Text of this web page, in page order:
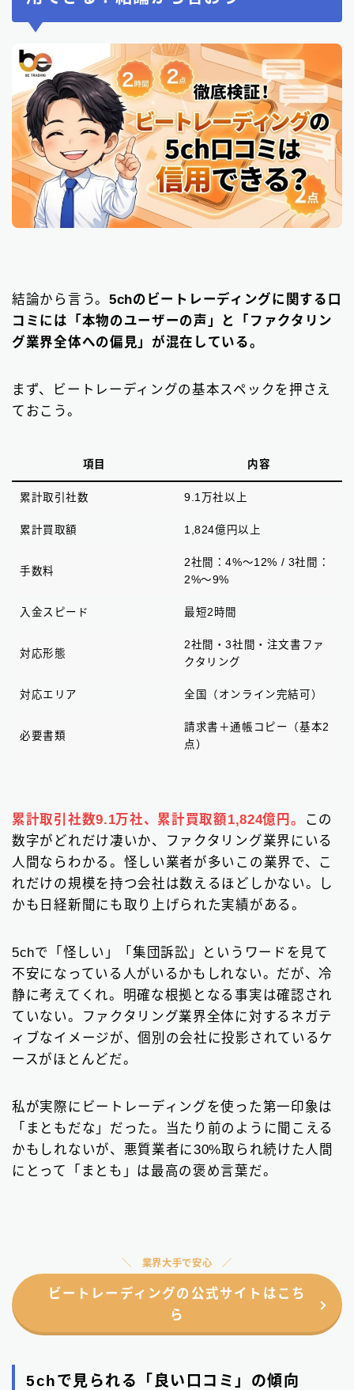
結論から言う。 5chのビートレーディングに関する口
コミには「本物のユーザーの声」と「ファクタリン
グ業界全体への偏見」が混在している。
まず、ビートレーディングの基本スペックを押さえ
ておこう。
項目 内容
累計取引社数 9.1万社以上
累計買取額 1,824億円以上
手数料
2社間：4%〜12% / 3社間：
2%〜9%
入金スピード 最短2時間
対応形態
2社間・3社間・注文書ファ
クタリング
対応エリア 全国（オンライン完結可）
必要書類
請求書＋通帳コピー（基本2
点）
累計取引社数9.1万社、累計買取額1,824億円。
この
数字がどれだけ凄いか、ファクタリング業界にいる
人間ならわかる。怪しい業者が多いこの業界で、こ
れだけの規模を持つ会社は数えるほどしかない。し
かも日経新聞にも取り上げられた実績がある。
5chで「怪しい」「集団訴訟」というワードを見て
不安になっている人がいるかもしれない。だが、冷
静に考えてくれ。明確な根拠となる事実は確認され
ていない。ファクタリング業界全体に対するネガテ
ィブなイメージが、個別の会社に投影されているケ
ースがほとんどだ。
私が実際にビートレーディングを使った第一印象は
「まともだな」だった。当たり前のように聞こえる
かもしれないが、悪質業者に30%取られ続けた人間
にとって「まとも」は最高の褒め言葉だ。
業界大手で安心
ビートレーディングの公式サイトはこち
ら
5chで見られる「良い口コミ」の傾向